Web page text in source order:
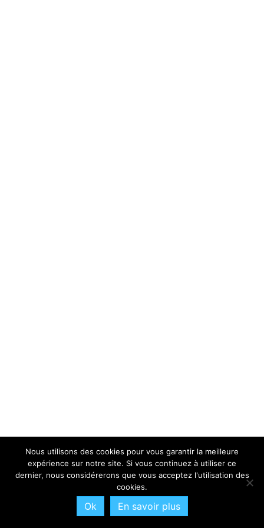
Nous utilisons des cookies pour vous garantir la meilleure
expérience sur notre site. Si vous continuez à utiliser ce
dernier, nous considérerons que vous acceptez l'utilisation des
cookies.
Ok En savoir plus